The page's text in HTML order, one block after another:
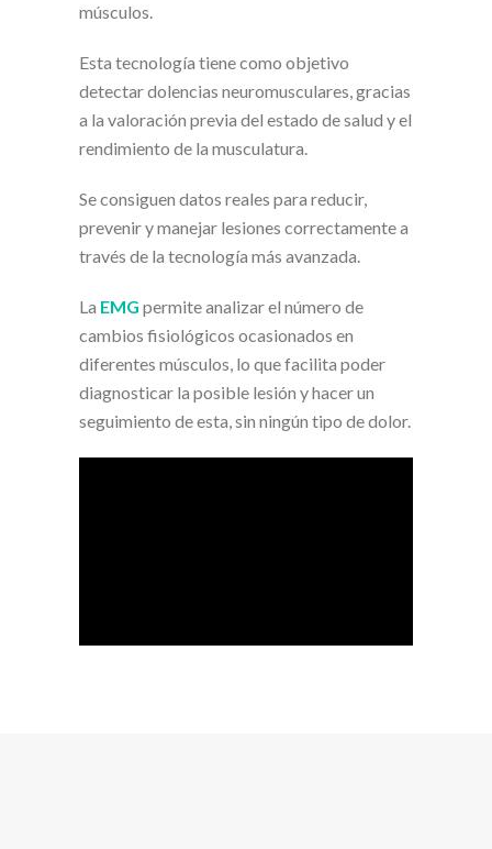
músculos.
Esta tecnología tiene como objetivo
detectar dolencias neuromusculares, gracias
a la valoración previa del estado de salud y el
rendimiento de la musculatura.
Se consiguen datos reales para reducir,
prevenir y manejar lesiones correctamente a
través de la tecnología más avanzada.
La EMG permite analizar el número de
cambios fisiológicos ocasionados en
diferentes músculos, lo que facilita poder
diagnosticar la posible lesión y hacer un
seguimiento de esta, sin ningún tipo de dolor.